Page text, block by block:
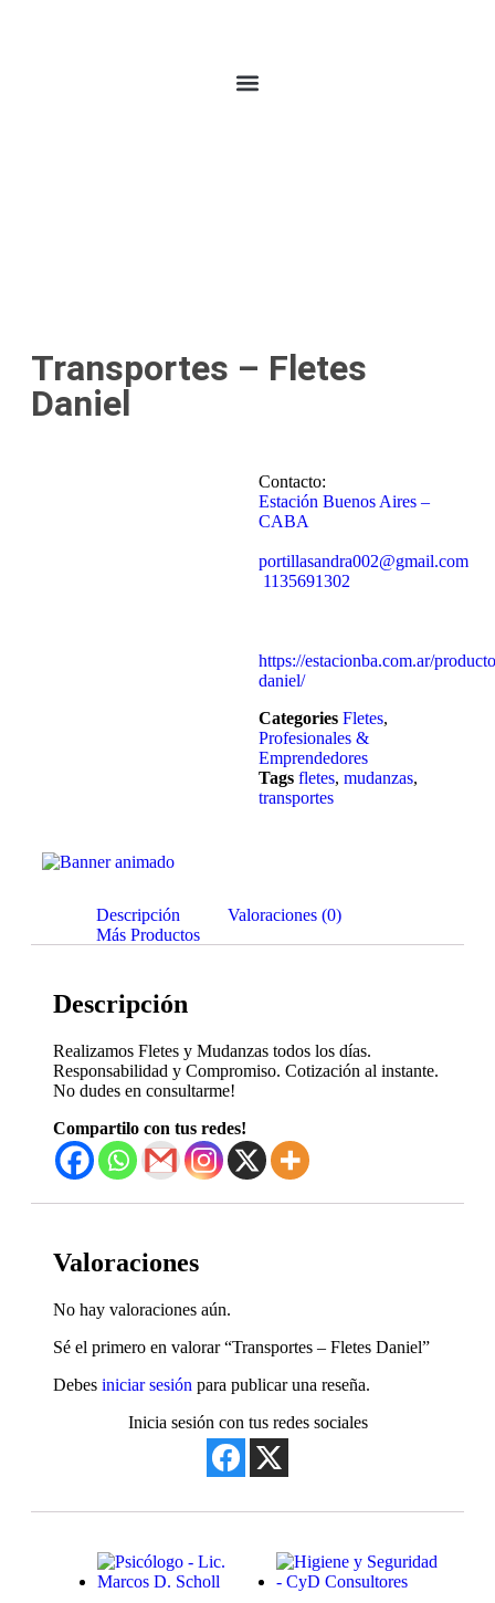
Transportes – Fletes
Daniel
Contacto:
Estación Buenos Aires –
CABA
portillasandra002@gmail.com
1135691302
https://estacionba.com.ar/
daniel/
Categories Fletes,
Profesionales &
Emprendedores
Tags fletes, mudanzas,
transportes
Descripción
Valoraciones (0)
Más Productos
Descripción
Realizamos Fletes y Mudanzas todos los días.
Responsabilidad y Compromiso. Cotización al instante.
No dudes en consultarme!
Compartilo con tus redes!
Valoraciones
No hay valoraciones aún.
Sé el primero en valorar “Transportes – Fletes Daniel”
Debes iniciar sesión para publicar una reseña.
Inicia sesión con tus redes sociales